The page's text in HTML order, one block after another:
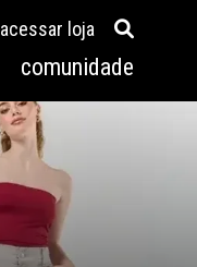
comunidade
acessar loja